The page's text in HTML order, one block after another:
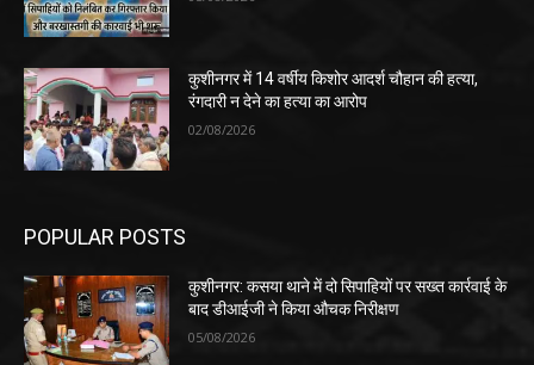
कुशीनगर में 14 वर्षीय किशोर आदर्श चौहान की हत्या,
रंगदारी न देने का हत्या का आरोप
02/08/2026
POPULAR POSTS
कुशीनगर: कसया थाने में दो सिपाहियों पर सख्त कार्रवाई के
बाद डीआईजी ने किया औचक निरीक्षण
05/08/2026